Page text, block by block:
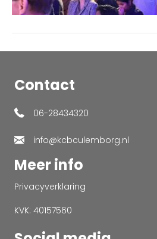
Contact
06-28434320
info@kcbculemborg.nl
Meer info
Privacyverklaring
KVK: 40157560